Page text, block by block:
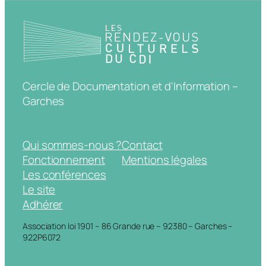
Cercle de Documentation et d'Information –
Garches
Qui sommes-nous ?
Fonctionnement
Les conférences
Le site
Adhérer
Contact
Mentions légales
Association loi 1901 – 86 Grande rue – 92380 – Garches –
922P6072